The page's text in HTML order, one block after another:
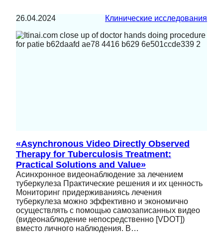
26.04.2024 Клинические исследования
«Asynchronous Video Directly Observed
Therapy for Tuberculosis Treatment:
Practical Solutions and Value»
Асинхронное видеонаблюдение за лечением
туберкулеза Практические решения и их ценность
Мониторинг придерживаниясь лечения
туберкулеза можно эффективно и экономично
осуществлять с помощью самозаписанных видео
(видеонаблюдение непосредственно [VDOT])
вместо личного наблюдения. В…